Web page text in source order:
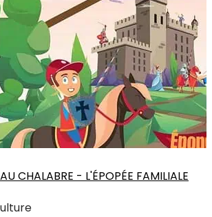
CHALABRE - L'ÉPOPÉE FAMILIALE